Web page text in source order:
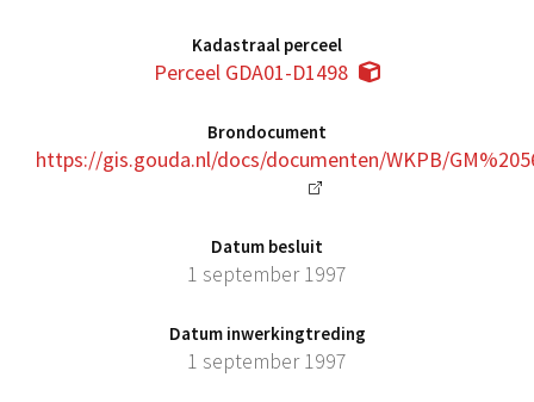
Kadastraal perceel
Perceel GDA01-D1498
Brondocument
https://gis.gouda.nl/docs/documenten/WKPB/
Datum besluit
1 september 1997
Datum inwerkingtreding
1 september 1997